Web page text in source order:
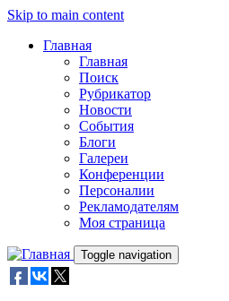
Skip to main content
Главная
Главная
Поиск
Рубрикатор
Новости
События
Блоги
Галереи
Конференции
Персоналии
Рекламодателям
Моя страница
Toggle navigation